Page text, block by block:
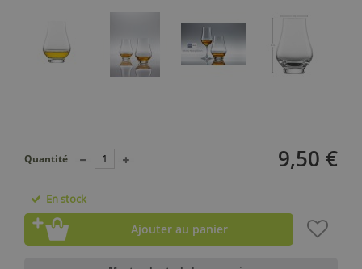
9,50 €
Quantité
En stock
Ajouter au panier